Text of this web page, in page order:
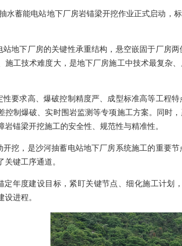
水蓄能电站地下厂房岩锚梁开挖作业正式启动
站地下厂房的关键性承重结构，悬空嵌固于厂房
施工技术难度大，是地下厂房施工中技术最复杂
性要求高、爆破控制精度严、成型标准高等工程
控制爆破、实时围岩监测等专项施工方案。同时
岩锚梁开挖施工的安全性、规范性与精准性。
开挖，是沙河抽蓄电站地下厂房系统施工的重要
键工序通道。
定年度建设目标，紧盯关键节点、细化施工计
进程。